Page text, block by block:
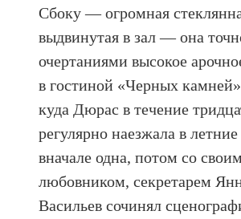
Сбоку — огромная
выдвинутая в зал — она
очертаниями высокое
в гостиной «Черных
куда Дюрас в течение
регулярно наезжала в
вначале одна, потом со
любовником, секретарем
Васильев сочинял